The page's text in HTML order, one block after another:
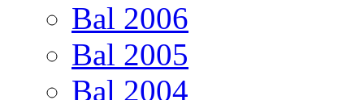
Bal 2006
Bal 2005
Bal 2004